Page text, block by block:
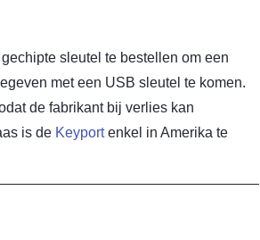
sleutel te bestellen om een
met een USB sleutel te komen.
de fabrikant bij verlies kan
is de Keyportenkel in Amerika te